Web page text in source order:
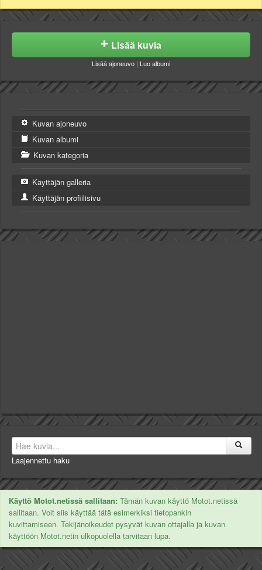
Lisää kuvia
Lisää ajoneuvo | Luo albumi
Kuvan ajoneuvo
Kuvan albumi
Kuvan kategoria
Käyttäjän galleria
Käyttäjän profiilisivu
Laajennettu haku
Käyttö Motot.netissä sallitaan: Tämän kuvan käyttö Motot.netissä
sallitaan. Voit siis käyttää tätä esimerkiksi tietopankin
kuvittamiseen. Tekijänoikeudet pysyvät kuvan ottajalla ja kuvan
käyttöön Motot.netin ulkopuolella tarvitaan lupa.